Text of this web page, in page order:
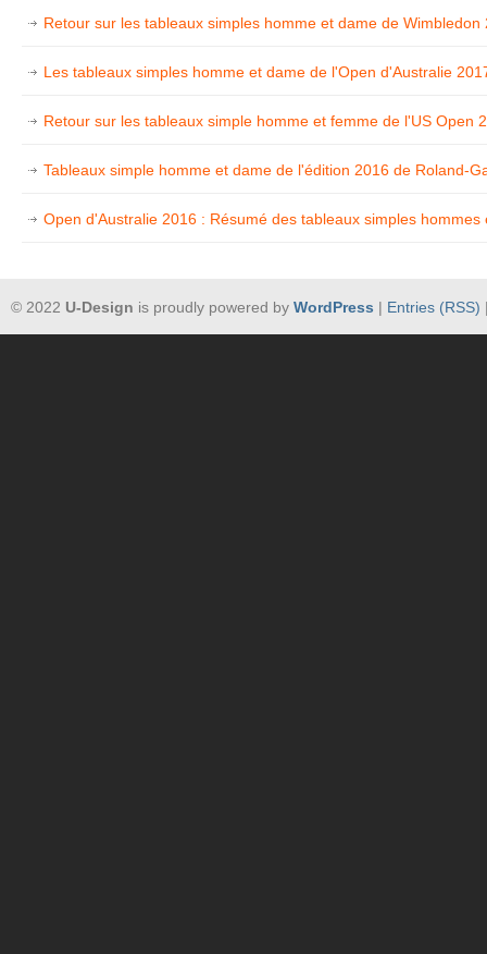
Retour sur les tableaux simples homme et dame de Wimbledon
Les tableaux simples homme et dame de l'Open d'Australie
Retour sur les tableaux simple homme et femme de l'US Open
Tableaux simple homme et dame de l'édition 2016 de Roland-
Open d'Australie 2016 : Résumé des tableaux simples hommes
© 2022 U-Design is proudly powered by WordPress | Entries (RSS)